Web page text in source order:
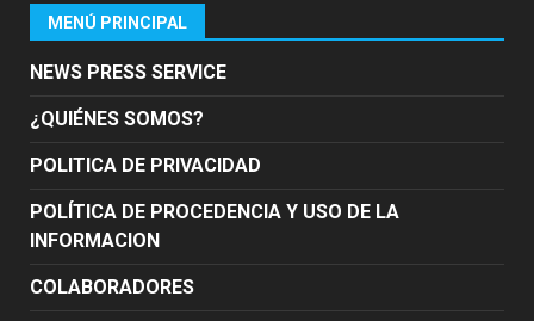
MENÚ PRINCIPAL
NEWS PRESS SERVICE
¿QUIÉNES SOMOS?
POLITICA DE PRIVACIDAD
POLÍTICA DE PROCEDENCIA Y USO DE LA
INFORMACION
COLABORADORES